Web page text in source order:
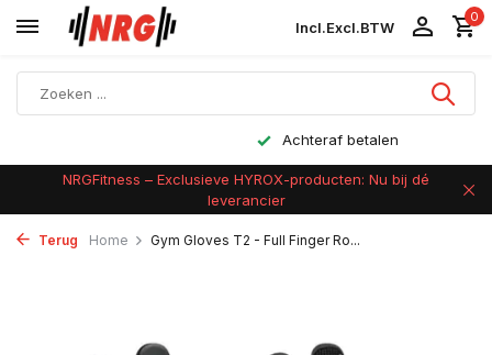
Incl.Excl.BTW
0
Achteraf betalen
NRGFitness – Exclusieve HYROX-producten: Nu bij dé
leverancier
Terug Home Gym Gloves T2 - Full Finger Ro...